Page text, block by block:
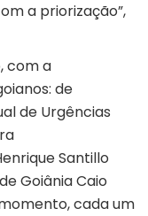
a priorização”,
com a
de
de Urgências
Santillo
Goiânia Caio
cada um